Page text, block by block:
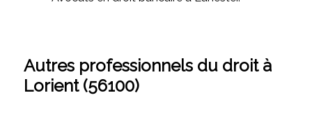
Autres professionnels du droit à
Lorient (56100)